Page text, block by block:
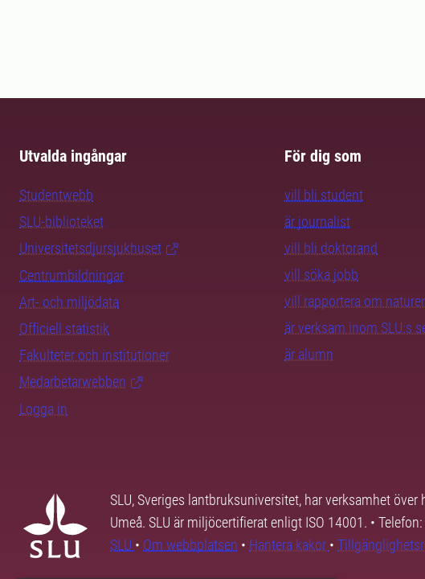
Utvalda ingångar
Studentwebb
SLU-biblioteket
Universitetsdjursjukhuset
Centrumbildningar
Art- och miljödata
Officiell statistik
Fakulteter och institutioner
Medarbetarwebben
Logga in
För dig som
vill bli student
är journalist
vill bli doktorand
vill söka jobb
vill rapportera om
är verksam inom SLU:s
är alumn
SLU, Sveriges lantbruksuniversitet, har verksamhet
Umeå. SLU är miljöcertifierat enligt ISO 14001. •
SLU • Om webbplatsen • Hantera kakor •